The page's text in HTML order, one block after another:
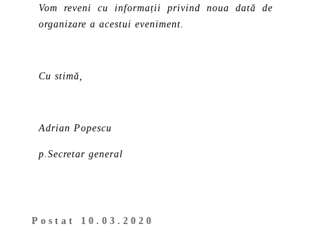
Vom reveni cu informații privind noua dată de
organizare a acestui eveniment.
Cu stimă,
Adrian Popescu
p.Secretar general
Postat 10.03.2020